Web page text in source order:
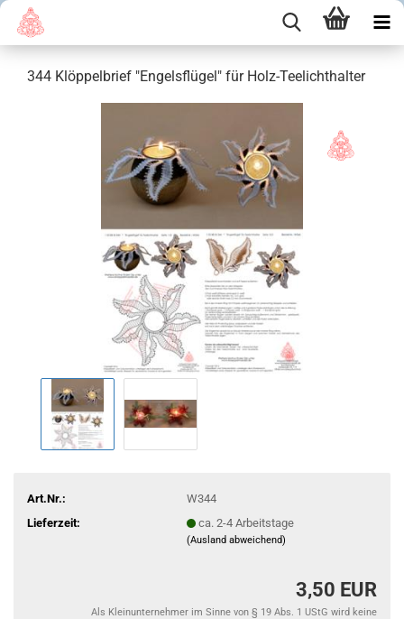
344 Klöppelbrief "Engelsflügel" für Holz-Teelichthalter
Art.Nr.:
W344
Lieferzeit:
ca. 2-4 Arbeitstage
(Ausland abweichend)
3,50 EUR
Als Kleinunternehmer im Sinne von § 19 Abs. 1 UStG wird keine